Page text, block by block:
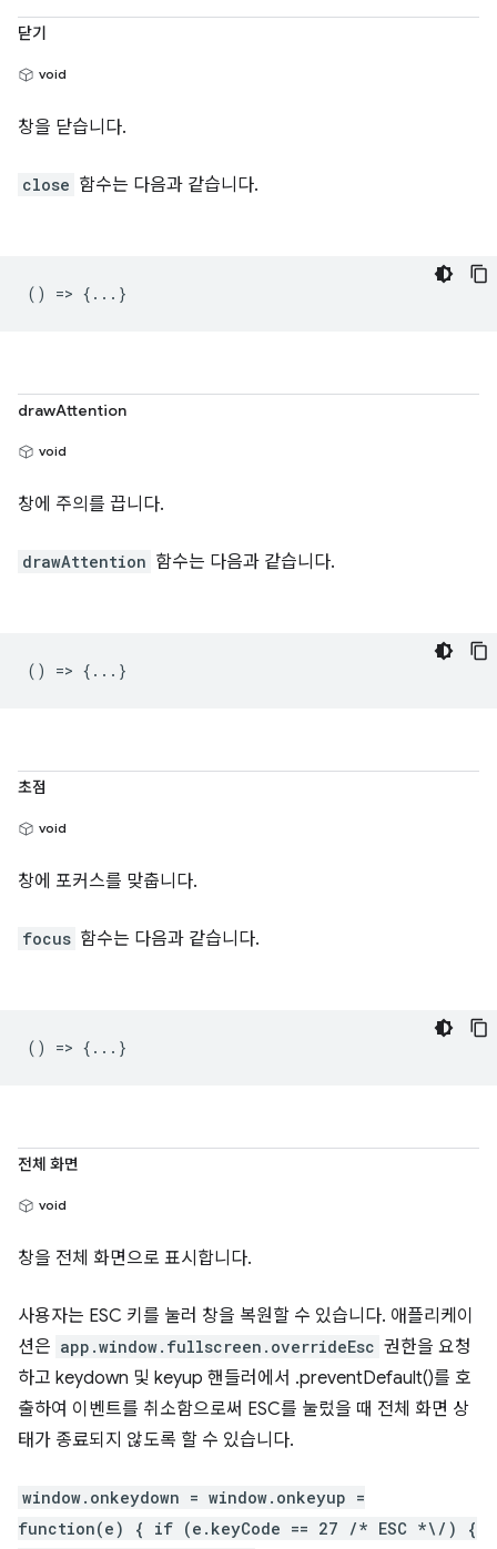
닫기
void
창을 닫습니다.
close 함수는 다음과 같습니다.
() => {...}
drawAttention
void
창에 주의를 끕니다.
drawAttention 함수는 다음과 같습니다.
() => {...}
초점
void
창에 포커스를 맞춥니다.
focus 함수는 다음과 같습니다.
() => {...}
전체 화면
void
창을 전체 화면으로 표시합니다.
사용자는 ESC 키를 눌러 창을 복원할 수 있습니다. 애플리케이
션은 app.window.fullscreen.overrideEsc 권한을 요청
하고 keydown 및 keyup 핸들러에서 .preventDefault()를 호
출하여 이벤트를 취소함으로써 ESC를 눌렀을 때 전체 화면 상
태가 종료되지 않도록 할 수 있습니다.
window.onkeydown = window.onkeyup =
function(e) { if (e.keyCode == 27 /* ESC *\/) {